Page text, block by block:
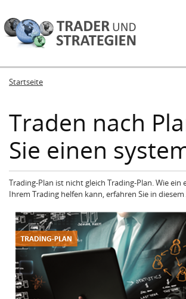
Sie sind hier
Startseite
Traden nach
Sie einen
Trading-Plan ist nicht gleich Trading-Plan. Wie
Ihrem Trading helfen kann, erfahren Sie in